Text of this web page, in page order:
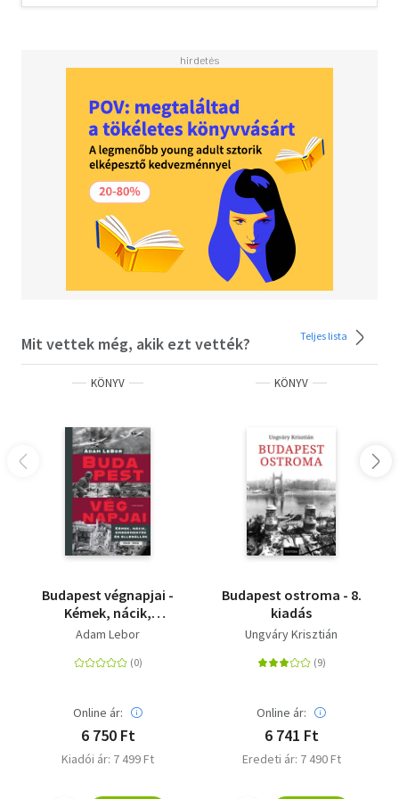
léptékkel mérve szempillantásnyi. Ugyanakkor annak a
gettókban élték meg, élték túl, örökkévalóságnak
tűnhettek ezek a napok.
Tartalomjegyzék:
Végső István: A magyarországi vidéki gettók
megszervezése (p. 10-28.) Jakab Attila: A gettók valósága
a korbeli sajtóhírekben (p. 30-49.) Németh Edit Linda:
Szolidaritás a vidéki Magyarországon (p. 52-63.)
Veszprémy László Bernát: "Csak por és hamu maradjon."
(p. 66-77.)
Mit vettek még, akik ezt vették? Teljes lista
KÖNYV
Budapest végnapjai -
Kémek, nácik,
embermentők és
Adam Lebor
Online ár:
6 750 Ft
Kiadói ár: 7 499 Ft
KÖNYV
Budapest ostroma - 8.
kiadás
Ungváry Krisztián
Online ár:
6 741 Ft
Eredeti ár: 7 490 Ft